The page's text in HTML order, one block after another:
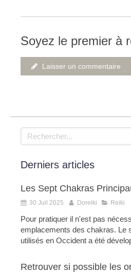
Soyez le premier à
Laisser un commentaire
Rechercher
Derniers articles
Les Sept Chakras
30 Juil 2025 Doreiki Reiki
Pour pratiquer il n'est pas
emplacements des chakras. Le
utilisés en Occident a été
Retrouver si possible les